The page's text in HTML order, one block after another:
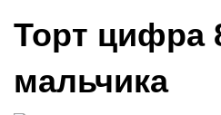
Торт цифра
мальчика